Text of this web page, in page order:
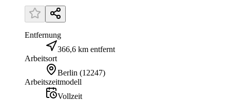
Entfernung
366,6 km entfernt
Arbeitsort
Berlin (12247)
Arbeitszeitmodell
Vollzeit